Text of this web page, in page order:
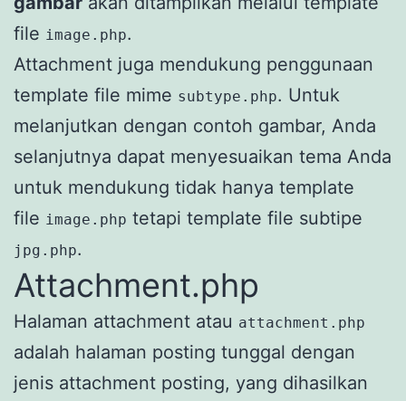
file image.php.
Attachment juga mendukung penggunaan
template file mime subtype.php. Untuk
melanjutkan dengan contoh gambar, Anda
selanjutnya dapat menyesuaikan tema Anda
untuk mendukung tidak hanya template
file image.php tetapi template file subtipe
jpg.php.
Attachment.php
Halaman attachment atau attachment.php
adalah halaman posting tunggal dengan
jenis attachment posting, yang dihasilkan